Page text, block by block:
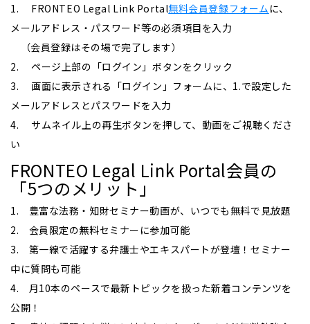
1. FRONTEO Legal Link Portal無料会員登録フォーム に、
メールアドレス・パスワード等の必須項目を入力
（会員登録はその場で完了します）
2. ページ上部の「ログイン」ボタンをクリック
3. 画面に表示される「ログイン」フォームに、1.で設定した
メールアドレスとパスワードを入力
4. サムネイル上の再生ボタンを押して、動画をご視聴くださ
い
FRONTEO Legal Link Portal会員の
「5つのメリット」
1. 豊富な法務・知財セミナー動画が、いつでも無料で見放題
2. 会員限定の無料セミナーに参加可能
3. 第一線で活躍する弁護士やエキスパートが登壇！セミナー
中に質問も可能
4. 月10本のペースで最新トピックを扱った新着コンテンツを
公開！